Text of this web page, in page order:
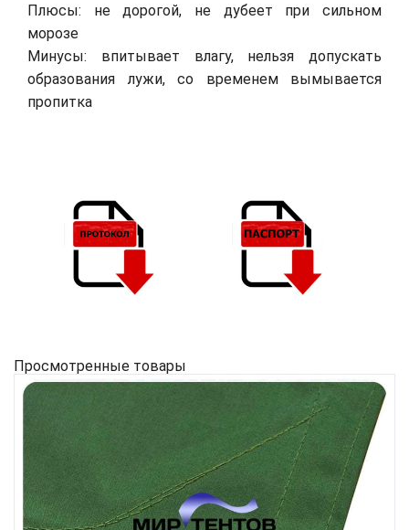
Плюсы: не дорогой, не дубеет при сильном
морозе
Минусы: впитывает влагу, нельзя допускать
образования лужи, со временем вымывается
пропитка
Просмотренные товары